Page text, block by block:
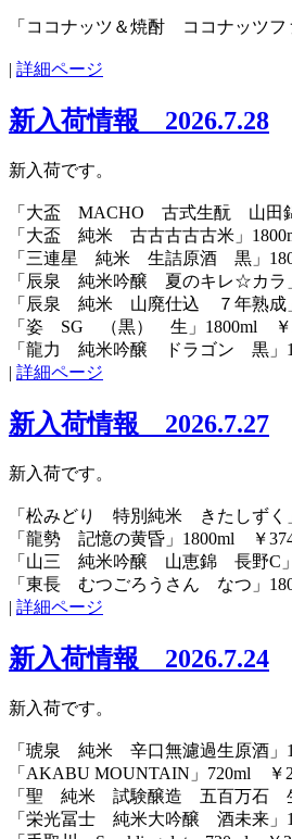
「ココナッツ＆焼酎 ココナッツ
| 詳細ページ
新入荷情報 2026.7.28
新入荷です。
「大盃 MACHO 古式生酛 山田
「大盃 純米 古古古古古米」
「三連星 純米 生詰原酒 黒」
「辰泉 純米吟醸 夏のキレ☆カ
「辰泉 純米 山廃仕込 ７年熟成
「姿 SG （黒） 生」1800ml
「龍力 純米吟醸 ドラゴン 黒」
| 詳細ページ
新入荷情報 2026.7.27
新入荷です。
「松みどり 特別純米 きたしずく
「龍勢 記憶の黄昏」1800ml ￥
「山三 純米吟醸 山恵錦 長野C
「東長 むつごろうさん なつ」
| 詳細ページ
新入荷情報 2026.7.24
新入荷です。
「琥泉 純米 辛口無濾過生原酒
「AKABU MOUNTAIN」720ml ￥
「聖 純米 試験醸造 五百万石
「栄光冨士 純米大吟醸 酒未来